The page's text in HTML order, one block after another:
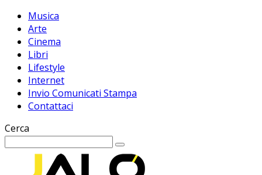
Musica
Arte
Cinema
Libri
Lifestyle
Internet
Invio Comunicati Stampa
Contattaci
Cerca